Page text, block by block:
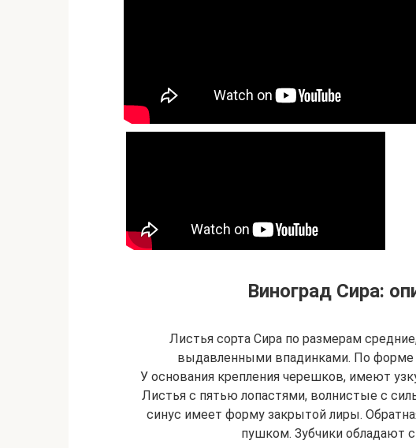
Виноград Сира:
Листья сорта Сира по размерам
выдавленными впадинками. По форме
У основания крепления черешков, имеют
Листья с пятью лопастями, волнистые с
синус имеет форму закрытой лиры.
пушком. Зубчики обладают